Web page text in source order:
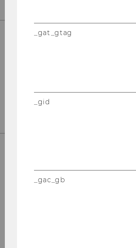
Büro: Mo.-Fr. 09:00 bis 17:00
_gat_gtag
_gid
_gac_gb